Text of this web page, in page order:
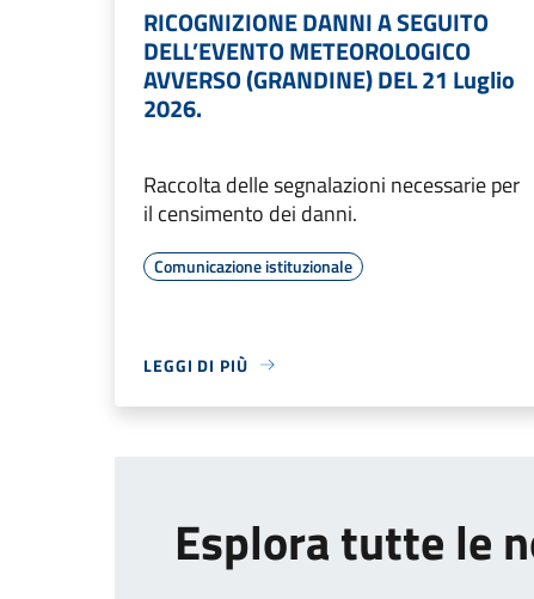
RICOGNIZIONE DANNI A SEGUITO
DELL’EVENTO METEOROLOGICO
AVVERSO (GRANDINE) DEL 21 Luglio
2026.
Raccolta delle segnalazioni necessarie per
il censimento dei danni.
Comunicazione istituzionale
LEGGI DI PIÙ
Esplora tutte le